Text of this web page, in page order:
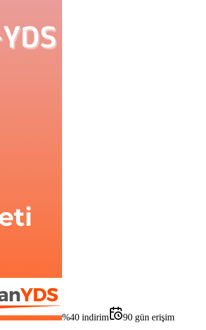
%40 indirim 90 gün erişim